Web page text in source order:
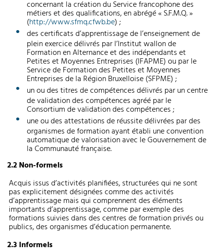
concernant la création du Service francophone des
métiers et des qualifications, en abrégé « S.F.M.Q. »
(http://www.sfmq.cfwb.be) ;
des certificats d’apprentissage de l’enseignement de
plein exercice délivrés par l’Institut wallon de
Formation en Alternance et des indépendants et
Petites et Moyennes Entreprises (IFAPME) ou par le
Service de Formation des Petites et Moyennes
Entreprises de la Région Bruxelloise (SFPME) ;
un ou des titres de compétences délivrés par un centre
de validation des compétences agréé par le
Consortium de validation des compétences ;
une ou des attestations de réussite délivrées par des
organismes de formation ayant établi une convention
automatique de valorisation avec le Gouvernement de
la Communauté française.
2.2 Non-formels
Acquis issus d’activités planifiées, structurées qui ne sont
pas explicitement désignées comme des activités
d’apprentissage mais qui comprennent des éléments
importants d’apprentissage, comme par exemple des
formations suivies dans des centres de formation privés ou
publics, des organismes d’éducation permanente.
2.3 Informels